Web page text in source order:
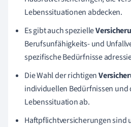
Lebenssituationen abdecken.
Es gibt auch spezielle
Berufsunfähigkeits- und
spezifische Bedürfnisse
Die Wahl der richtigen
individuellen Bedürfnissen und
Lebenssituation ab.
Haftpflichtversicherungen sind